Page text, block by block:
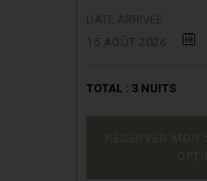
15 AOÛT 2026
TOTAL : 3 NUITS